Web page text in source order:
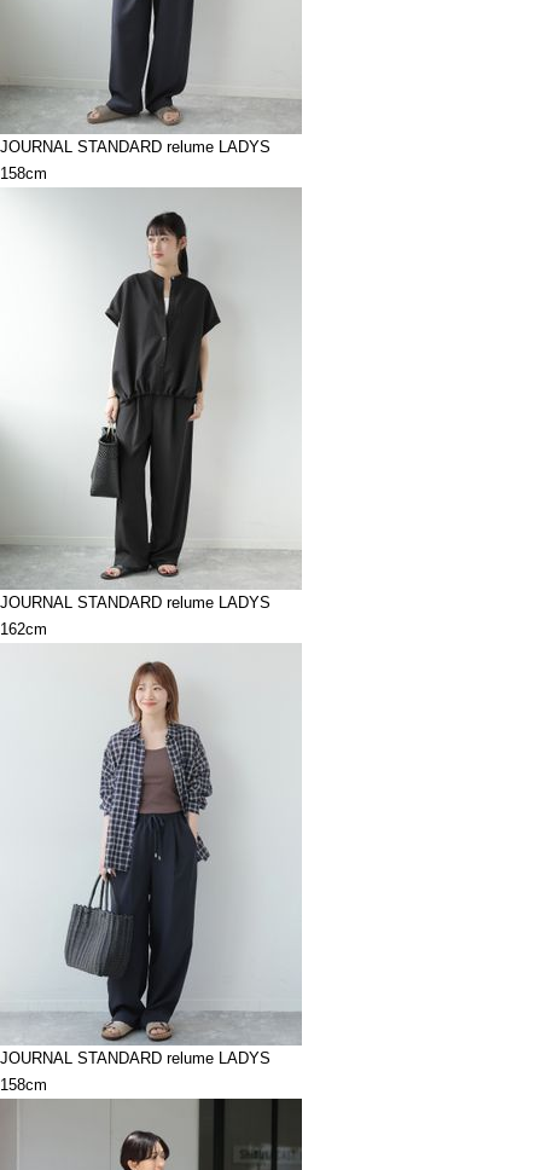
JOURNAL STANDARD relume LADYS
158cm
JOURNAL STANDARD relume LADYS
162cm
JOURNAL STANDARD relume LADYS
158cm